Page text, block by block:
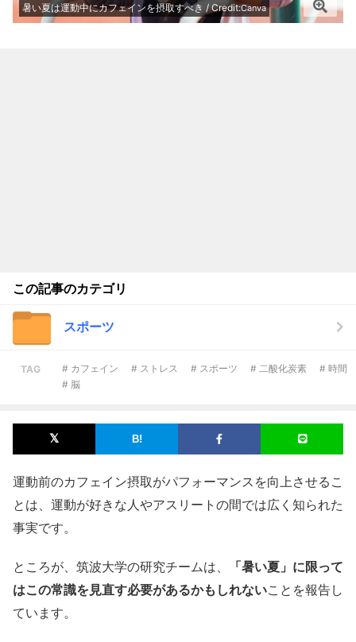
暑い夏は運動中にカフェインを摂取すべき / Credit:Canva
この記事のカテゴリ
スポーツ
TAG # カフェイン # ストレス # スポーツ # 二酸化炭素
# 時間
# 脳
運動前のカフェイン摂取がパフォーマンスを向上させるこ
とは、運動が好きな人やアスリートの間では広く知られた
事実です。
ところが、筑波大学の研究チームは、
「暑い夏」に限って
はこの常識を見直す必要があるかもしれないことを報告し
ています。